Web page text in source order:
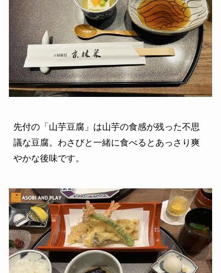
先付の「山芋豆腐」は山芋の食感が残った不思
議な豆腐。わさびと一緒に食べるとあっさり爽
やかな後味です。